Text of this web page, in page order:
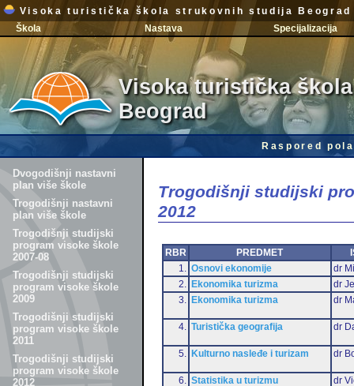
Visoka turistička škola strukovnih studija Beograd
Škola
Nastava Specijalizacija
Visoka turistička
Beograd
Raspored
Dvogodišnji nastavni
plan više škole
Trogodišnji nastavni
plan više škole
Trogodišnji studijski
program visoke škole
2007-08
Trogodišnji studijski
program visoke škole
2009
Trogodišnji studijski
program visoke škole
2011
Trogodišnji studijski
program visoke škole
2012
Trogodišnji studijski
2012
RBR PREDMET
1.
Osnovi ekonomije
dr
2.
Ekonomika turizma
dr
3.
Ekonomika turizma dr
4. Turistička geografija dr
5. Kulturno nasleđe i turizam dr
6. Statistika u turizmu dr